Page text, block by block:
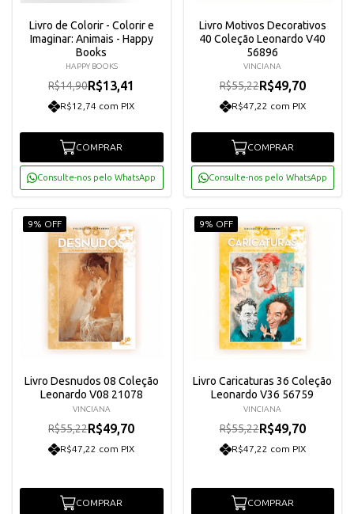
Livro de Colorir - Colorir e
Imaginar: Animais - Happy
Books
HAPPY BOOKS
R$14,90R$13,41
R$12,74 com PIX
COMPRAR
Consulte-nos pelo WhatsApp
Livro Motivos Decorativos
40 Coleção Leonardo V40
56896
VINCIANA
R$55,22R$49,70
R$47,22 com PIX
COMPRAR
Consulte-nos pelo WhatsApp
9% OFF
Livro Desnudos 08 Coleção
Leonardo V08 21078
VINCIANA
R$55,22R$49,70
R$47,22 com PIX
COMPRAR
9% OFF
Livro Caricaturas 36 Coleção
Leonardo V36 56759
VINCIANA
R$55,22R$49,70
R$47,22 com PIX
COMPRAR